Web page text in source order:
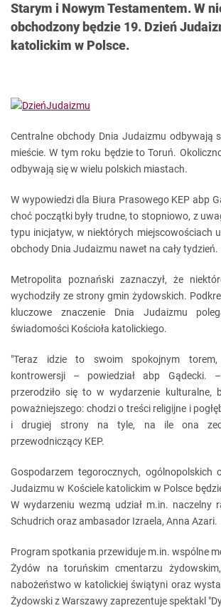
Starym i Nowym Testamentem. W
obchodzony będzie 19. Dzień
katolickim w Polsce.
Centralne obchody Dnia Judaizmu odbywają
mieście. W tym roku będzie to Toruń.
odbywają się w wielu polskich miastach.
W wypowiedzi dla Biura Prasowego KEP abp
choć początki były trudne, to stopniowo, z
typu inicjatyw, w niektórych miejscowościach
obchody Dnia Judaizmu nawet na cały tydzień.
Metropolita poznański zaznaczył, że
wychodziły ze strony gmin żydowskich.
kluczowe znaczenie Dnia Judaizmu
świadomości Kościoła katolickiego.
"Teraz idzie to swoim spokojnym
kontrowersji – powiedział abp Gądecki.
przerodziło się to w wydarzenie
poważniejszego: chodzi o treści religijne i
i drugiej strony na tyle, na ile ona
przewodniczący KEP.
Gospodarzem tegorocznych, ogólnopolskich
Judaizmu w Kościele katolickim w Polsce
W wydarzeniu wezmą udział m.in. naczelny
Schudrich oraz ambasador Izraela, Anna Azari.
Program spotkania przewiduje m.in. wspólne
Żydów na toruńskim cmentarzu
nabożeństwo w katolickiej świątyni oraz
Żydowski z Warszawy zaprezentuje spektakl